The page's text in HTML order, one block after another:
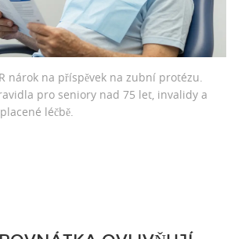
nárok na příspěvek na zubní protézu.
pro seniory nad 75 let, invalidy a
léčbě.